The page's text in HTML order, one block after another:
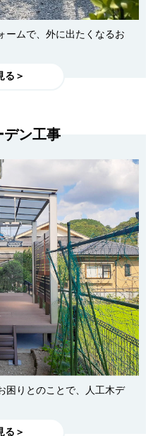
ームで、外に出たくなるお
る＞
デン工事
困りとのことで、人工木デ
る＞